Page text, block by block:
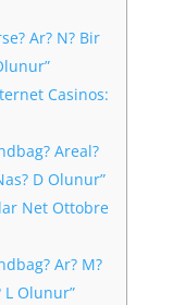
Ar? N? Bir
Casinos:
Areal?
D Olunur”
Net Ottobre
Ar? M?
Olunur”